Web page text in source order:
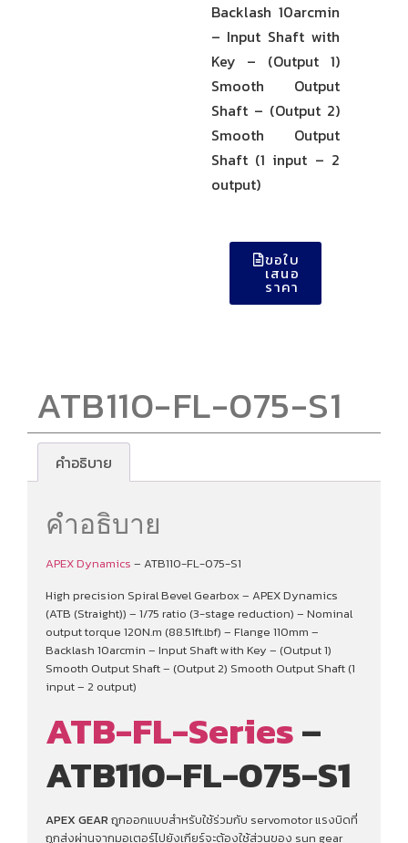
Backlash 10arcmin
– Input Shaft with
Key – (Output 1)
Smooth Output
Shaft – (Output 2)
Smooth Output
Shaft (1 input – 2
output)
ขอใบ
เสนอ
ราคา
ATB110-FL-075-S1
คำอธิบาย
คำอธิบาย
APEX Dynamics – ATB110-FL-075-S1
High precision Spiral Bevel Gearbox – APEX Dynamics
(ATB (Straight)) – 1/75 ratio (3-stage reduction) – Nominal
output torque 120N.m (88.51ft.lbf) – Flange 110mm –
Backlash 10arcmin – Input Shaft with Key – (Output 1)
Smooth Output Shaft – (Output 2) Smooth Output Shaft (1
input – 2 output)
ATB-FL-Series–
ATB110-FL-075-S1
APEX GEAR ถูกออกแบบสำหรับใช้ร่วมกับ servomotor แรงบิดที่
ถูกส่งผ่านจากมอเตอร์ไปยังเกียร์จะต้องใช้ส่วนของ sun gear